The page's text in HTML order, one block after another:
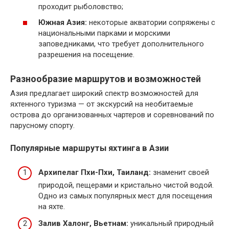
проходит рыболовство;
Южная Азия: некоторые акватории сопряжены с
национальными парками и морскими
заповедниками, что требует дополнительного
разрешения на посещение.
Разнообразие маршрутов и возможностей
Азия предлагает широкий спектр возможностей для
яхтенного туризма — от экскурсий на необитаемые
острова до организованных чартеров и соревнований по
парусному спорту.
Популярные маршруты яхтинга в Азии
Архипелаг Пхи-Пхи, Таиланд: знаменит своей
природой, пещерами и кристально чистой водой.
Одно из самых популярных мест для посещения
на яхте.
Залив Халонг, Вьетнам: уникальный природный